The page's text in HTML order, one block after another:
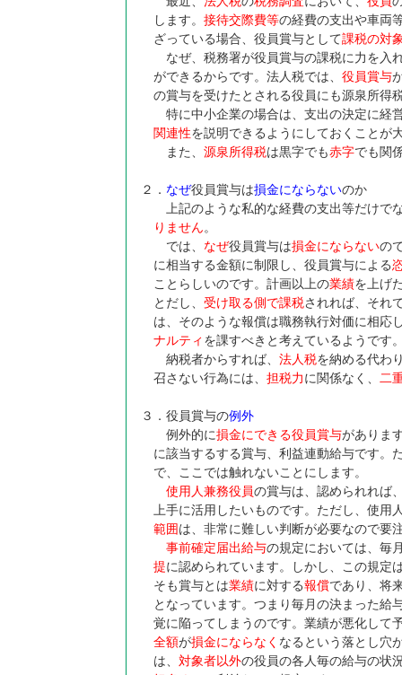
します。接待交際費等の経費の支出や車両
ざっている場合、役員賞与として課税の対
なぜ、税務署が役員賞与の課税に力を入
ができるからです。法人税では、役員賞与
の賞与を受けたとされる役員にも源泉所得
特に中小企業の場合は、支出の決定に経
関連性を説明できるようにしておくことが
また、源泉所得税は黒字でも赤字でも関
２． なぜ役員賞与は損金にならないのか
上記のような私的な経費の支出等だけで
りません。
では、 なぜ役員賞与は損金にならないの
に相当する金額に制限し、役員賞与による
ことらしいのです。計画以上の業績を上げ
とだし、受け取る側で課税されれば、それ
は、そのような報償は職務執行対価に相応
ナルティ を課すべきと考えているようです
納税者からすれば、法人税を納める代わ
召さない行為には、担税力 に関係なく、二
３．役員賞与の例外
例外的に損金にできる役員賞与がありま
に該当するする賞与、利益連動給与です。
で、ここでは触れないことにします。
使用人兼務役員の賞与は、認められれば
上手に活用したいものです。ただし、使用
範囲 は、非常に難しい判断が必要なので要
事前確定届出給与の規定においては、毎
提に認められています。しかし、この規定
そも賞与とは業績に対する報償であり、将
となっています。つまり毎月の決まった給
覚に陥ってしまうのです。業績が悪化して
全額が損金にならなく なるという落とし穴
は、対象者以外の役員の各人毎の給与の状